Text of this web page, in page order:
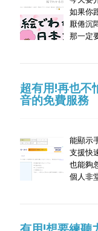
如果你
厭倦沉
那一定
超有用!再也不
音的免費服務
能顯示
支援快
也能夠
個人非